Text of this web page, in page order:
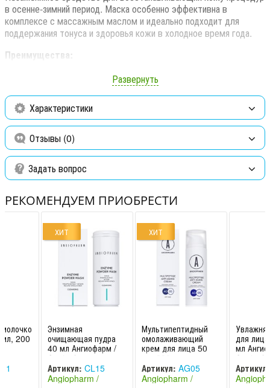
в осенне-зимний период. Маска особенно эффективна в
комплексе с массажным маслом и идеально подходит для
поддержания тонуса и здоровья кожи в холодное время года.
Преимущества:
Восстановление энергетических ресурсов кожи;
Насыщение витаминами и минералами;
Улучшение цвета лица.
Способ применения:
Нанести на очищенную кожу на 20 мин.
Удалить остатки маски теплым компрессом.
Состав: water, theobroma cacao seed butter, shea butter,
guineensis butter, vitis vinifera seed oil, sweet almond oil,
camelina sativa seed oil, stearic acid, beeswax, linum,
althaea officinalis root, licorice extract, laminaria, cetearate-
23, dipropylene glycol, lecithin, glycerin, milk powder, aroma.
Развернуть
Характеристики
Отзывы (0)
Задать вопрос
РЕКОМЕНДУЕМ ПРИОБРЕСТИ
200
ХИТ
Энзимная
очищающая пудра
40 мл Ангиофарм /
Angiopharm
Артикул: CL15
Angiopharm /
ХИТ
Мультипептидный
омолаживающий
крем для лица 50
Ангиофарм /
Angiopharm
Артикул: AG05
Angiopharm /
для
мл
Артикул: